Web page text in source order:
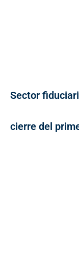
Sector
cierre del